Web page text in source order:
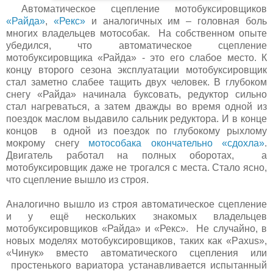
Автоматическое сцепление мотобуксировщиков
«Райда», «Рекс»и аналогичных им – головная боль
многих владельцев мотособак. На собственном опыте
убедился, что автоматическое сцепление
мотобуксировщика «Райда» - это его слабое место. К
концу второго сезона эксплуатации мотобуксировщик
стал заметно слабее тащить двух человек. В глубоком
снегу «Райда» начинала буксовать, редуктор сильно
стал нагреваться, а затем дважды во время одной из
поездок маслом выдавило сальник редуктора. И в конце
концов в одной из поездок по глубокому рыхлому
мокрому снегу мотособака окончательно «сдохла».
Двигатель работал на полных оборотах, а
мотобуксировщик даже не трогался с места. Стало ясно,
что сцепление вышло из строя.
Аналогично вышло из строя автоматическое сцепление
и у ещё нескольких знакомых владельцев
мотобуксировщиков «Райда» и «Рекс». Не случайно, в
новых моделях мотобуксировщиков, таких как «Paxus»,
«Чинук» вместо автоматического сцепления или
простенького вариатора устанавливается испытанный